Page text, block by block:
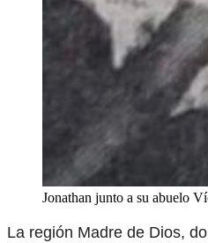
Jonathan junto a su abuelo
La región Madre de Dios,